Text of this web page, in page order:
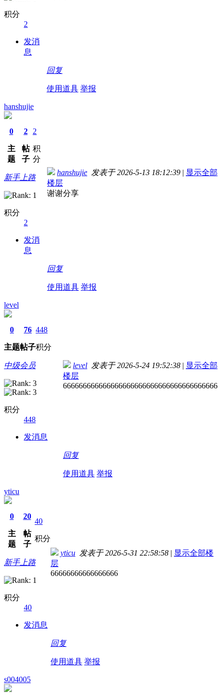
积分
2
发消
息
回复
使用道具 举报
hanshujie
0
主
题
2
帖
子
2
积
分
新手上路
积分
2
发消
息
hanshujie 发表于 2026-5-13 18:12:39 | 显示全部
楼层
谢谢分享
回复
使用道具 举报
level
0
主题
76
帖子
448
积分
中级会员
积分
448
发消息
level 发表于 2026-5-24 19:52:38 | 显示全部
楼层
666666666666666666666666666666666666666
回复
使用道具 举报
yticu
0
主
题
20
帖
子
40
积分
新手上路
积分
40
发消息
yticu 发表于 2026-5-31 22:58:58 | 显示全部楼
层
66666666666666666
回复
使用道具 举报
s004005